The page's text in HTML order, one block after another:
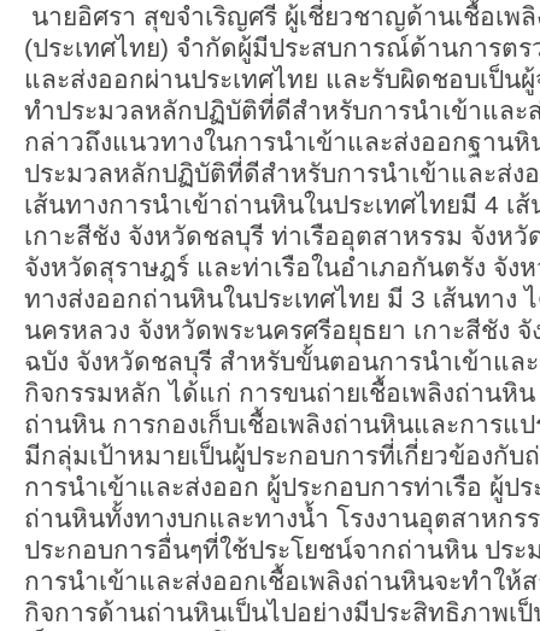
นายอิศรา สุขจำเริญศรี ผู้เชี่ยวชาญด้านเชื้อเพ
(ประเทศไทย) จำกัดผู้มีประสบการณ์ด้านการต
และส่งออกผ่านประเทศไทย และรับผิดชอบเป็น
ทำประมวลหลักปฏิบัติที่ดีสำหรับการนำเข้าและ
กล่าวถึงแนวทางในการนำเข้าและส่งออกฐานหิ
ประมวลหลักปฏิบัติที่ดีสำหรับการนำเข้าและส่ง
เส้นทางการนำเข้าถ่านหินในประเทศไทยมี 4 เ
เกาะสีชัง จังหวัดชลบุรี ท่าเรืออุตสาหรรม จังหวั
จังหวัดสุราษฎร์ และท่าเรือในอำเภอกันตรัง จัง
ทางส่งออกถ่านหินในประเทศไทย มี 3 เส้นทาง
นครหลวง จังหวัดพระนครศรีอยุธยา เกาะสีชัง
ฉบัง จังหวัดชลบุรี สำหรับขั้นตอนการนำเข้าแล
กิจกรรมหลัก ได้แก่ การขนถ่ายเชื้อเพลิงถ่านหิน
ถ่านหิน การกองเก็บเชื้อเพลิงถ่านหินและการแ
มีกลุ่มเป้าหมายเป็นผู้ประกอบการที่เกี่ยวข้องกั
การนำเข้าและส่งออก ผู้ประกอบการท่าเรือ ผู้ป
ถ่านหินทั้งทางบกและทางน้ำ โรงงานอุตสาหกร
ประกอบการอื่นๆที่ใช้ประโยชน์จากถ่านหิน ปร
การนำเข้าและส่งออกเชื้อเพลิงถ่านหินจะทำให้
กิจการด้านถ่านหินเป็นไปอย่างมีประสิทธิภาพเ